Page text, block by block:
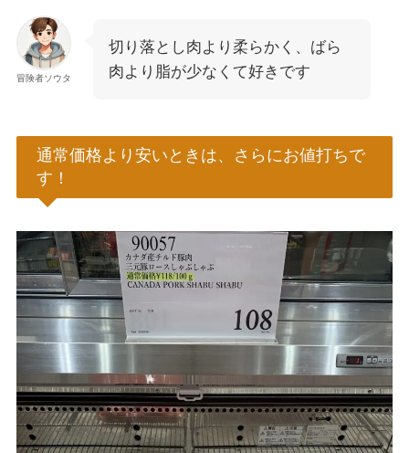
冒険者ソウタ
切り落とし肉より柔らかく、ばら
肉より脂が少なくて好きです
通常価格より安いときは、さらにお値打ちで
す！